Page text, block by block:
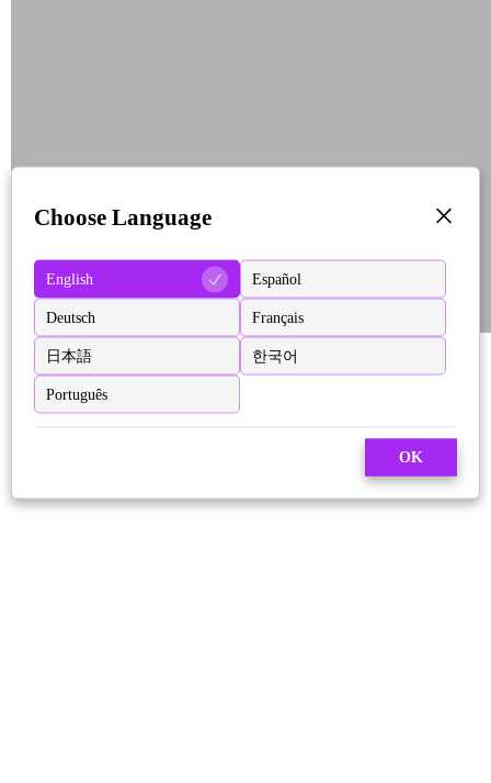
Choose Language
English Español
Deutsch Français
日本語 한국어
Português
OK